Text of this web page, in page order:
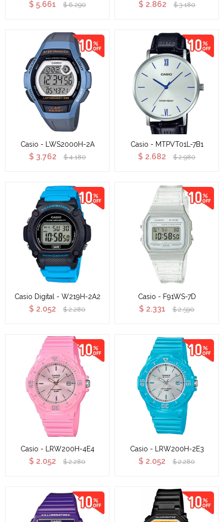
$ 5.661 $ 6.290 $ 2.862 $ 3.180
Casio - LWS2000H-2A
$ 3.762 $ 4.180
Casio - MTPVT01L-7B1
$ 2.682 $ 2.980
Casio Digital - W219H-2A2
$ 2.052 $ 2.280
Casio - F91WS-7D
$ 2.331 $ 2.590
Casio - LRW200H-4E4
$ 2.052 $ 2.280
Casio - LRW200H-2E3
$ 2.052 $ 2.280